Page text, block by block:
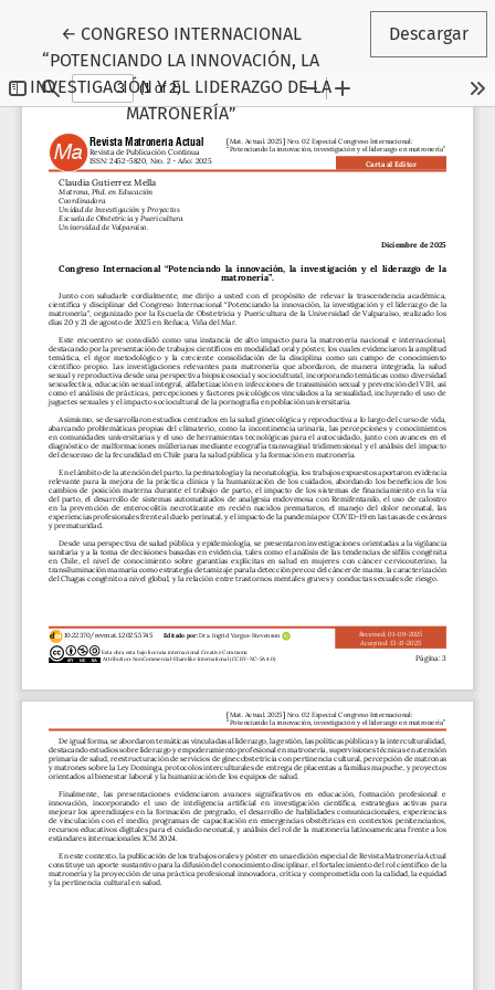
← Volver a los detalles del artículo
CONGRESO INTERNACIONAL
“POTENCIANDO LA INNOVACIÓN, LA
INVESTIGACIÓN Y EL LIDERAZGO DE LA
MATRONERÍA”
Descargar